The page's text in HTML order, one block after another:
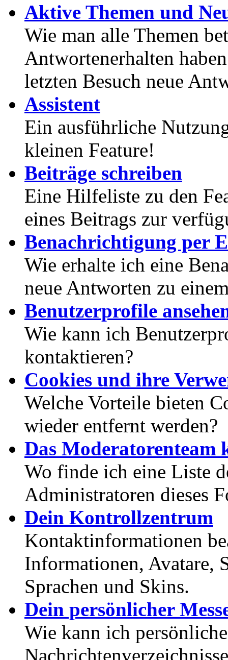
Aktive Themen und
Wie man alle Themen
Antwortenerhalten
letzten Besuch neue
Assistent
Ein ausführliche
kleinen Feature!
Beiträge schreiben
Eine Hilfeliste zu den
eines Beitrags zur
Benachrichtigung per
Wie erhalte ich eine
neue Antworten zu
Benutzerprofile
Wie kann ich
kontaktieren?
Cookies und ihre
Welche Vorteile bieten
wieder entfernt werden?
Das Moderatorenteam
Wo finde ich eine Liste
Administratoren dieses
Dein Kontrollzentrum
Kontaktinformationen
Informationen, Avatare,
Sprachen und Skins.
Dein persönlicher
Wie kann ich